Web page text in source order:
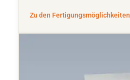
Zu den Fertigungsmöglichkeiten